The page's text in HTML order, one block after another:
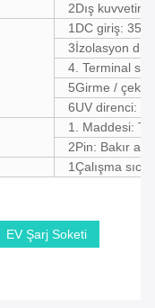
2Dış kuvvetin
1DC giriş:
3İzolasyon
4. Terminal
5Girme /
6UV direnci:
1. Maddesi:
2Pin: Bakır
1Çalışma
EV Şarj Soketi